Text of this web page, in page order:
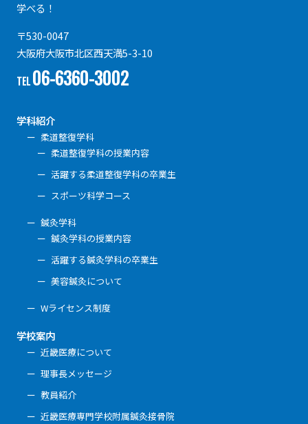
学べる！
〒530-0047
大阪府大阪市北区西天満5-3-10
TEL06-6360-3002
学科紹介
柔道整復学科
柔道整復学科の授業内容
活躍する柔道整復学科の卒業生
スポーツ科学コース
鍼灸学科
鍼灸学科の授業内容
活躍する鍼灸学科の卒業生
美容鍼灸について
Wライセンス制度
学校案内
近畿医療について
理事長メッセージ
教員紹介
近畿医療専門学校附属鍼灸接骨院